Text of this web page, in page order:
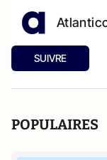
SUIVRE
POPULAIRES